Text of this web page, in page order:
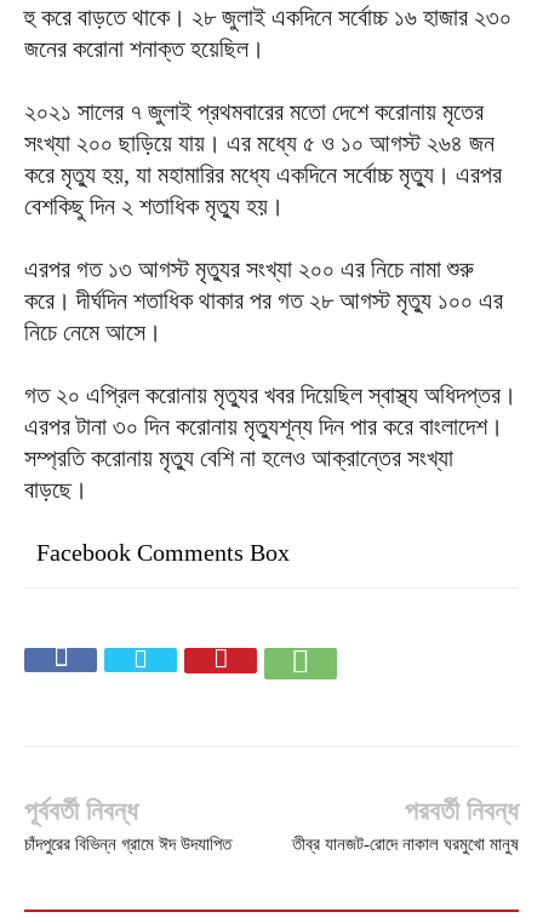
হু করে বাড়তে থাকে। ২৮ জুলাই একদিনে সর্বোচ্চ ১৬ হাজার ২৩০
জনের করোনা শনাক্ত হয়েছিল।
২০২১ সালের ৭ জুলাই প্রথমবারের মতো দেশে করোনায় মৃতের
সংখ্যা ২০০ ছাড়িয়ে যায়। এর মধ্যে ৫ ও ১০ আগস্ট ২৬৪ জন
করে মৃত্যু হয়, যা মহামারির মধ্যে একদিনে সর্বোচ্চ মৃত্যু। এরপর
বেশকিছু দিন ২ শতাধিক মৃত্যু হয়।
এরপর গত ১৩ আগস্ট মৃত্যুর সংখ্যা ২০০ এর নিচে নামা শুরু
করে। দীর্ঘদিন শতাধিক থাকার পর গত ২৮ আগস্ট মৃত্যু ১০০ এর
নিচে নেমে আসে।
গত ২০ এপ্রিল করোনায় মৃত্যুর খবর দিয়েছিল স্বাস্থ্য অধিদপ্তর।
এরপর টানা ৩০ দিন করোনায় মৃত্যুশূন্য দিন পার করে বাংলাদেশ।
সম্প্রতি করোনায় মৃত্যু বেশি না হলেও আক্রান্তের সংখ্যা
বাড়ছে।
Facebook Comments Box
পূর্ববর্তী নিবন্ধ
চাঁদপুরের বিভিন্ন গ্রামে ঈদ উদযাপিত
পরবর্তী নিবন্ধ
তীব্র যানজট-রোদে নাকাল ঘরমুখো মানুষ